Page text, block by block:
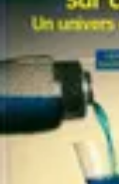
Sensations Nautiques
Activités Nautiques
pratiquesÉquipementKayak
Sensations Nautiques